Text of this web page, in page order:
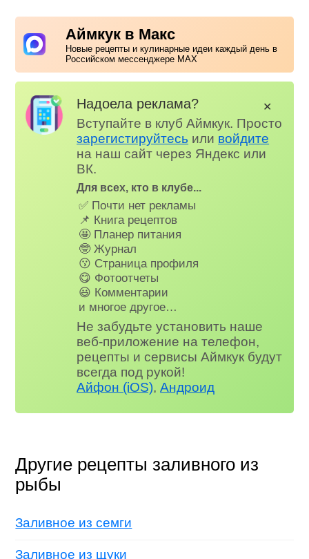
Аймкук в Макс
Новые рецепты и кулинарные идеи каждый день в
Российском мессенджере MAX
Надоела реклама?
Вступайте в клуб Аймкук. Просто
зарегистируйтесь или войдите
на наш сайт через Яндекс или
ВК.
Для всех, кто в клубе...
✅ Почти нет рекламы
📌 Книга рецептов
🤩 Планер питания
🤓 Журнал
😗 Страница профиля
😋 Фотоотчеты
😃 Комментарии
и многое другое…
Не забудьте установить наше
веб-приложение на телефон,
рецепты и сервисы Аймкук будут
всегда под рукой!
Айфон (iOS),Андроид
✕
Другие рецепты заливного из
рыбы
Заливное из семги
Заливное из щуки